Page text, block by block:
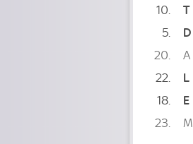
10 T
5
D
20 A
22 L
18
E
23
M